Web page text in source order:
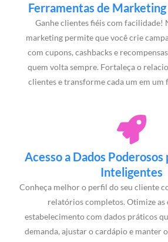
Ferramentas de Marketing
Ganhe clientes fiéis com facilidade!
marketing permite que você crie
com cupons, cashbacks e
quem volta sempre. Fortaleça o
clientes e transforme cada um em um
Acesso a Dados Poderosos
Inteligentes
Conheça melhor o perfil do seu cliente
relatórios completos. Otimize as
estabelecimento com dados práticos
demanda, ajustar o cardápio e manter